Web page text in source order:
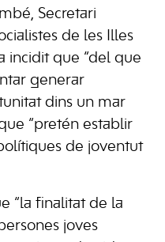
Secretari
de les Illes
incidit que “del que
generar
dins un mar
“pretén establir
de joventut
“la finalitat de la
joves